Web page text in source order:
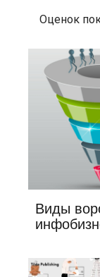
Оценок
Виды